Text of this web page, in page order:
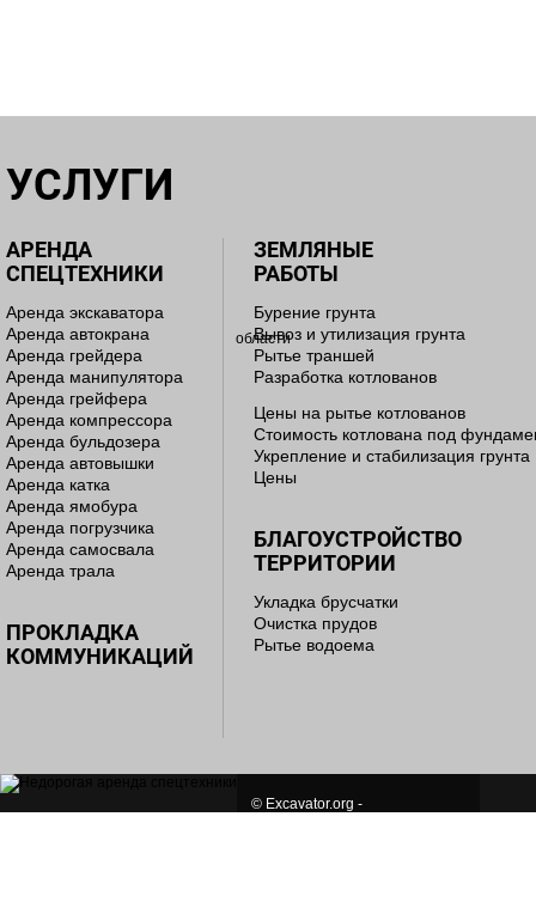
УСЛУГИ
АРЕНДА
СПЕЦТЕХНИКИ
Аренда экскаватора
Аренда автокрана
Аренда грейдера
Аренда манипулятора
Аренда грейфера
Аренда компрессора
Аренда бульдозера
Аренда автовышки
Аренда катка
Аренда ямобура
Аренда погрузчика
Аренда самосвала
Аренда трала
ПРОКЛАДКА
КОММУНИКАЦИЙ
ЗЕМЛЯНЫЕ
РАБОТЫ
Бурение грунта
Вывоз и утилизация грунта
Рытье траншей
Разработка котлованов
Цены на рытье котлованов
Стоимость котлована под
Укрепление и стабилизация грунта
Цены
БЛАГОУСТРОЙСТВО
ТЕРРИТОРИИ
Укладка брусчатки
Очистка прудов
Рытье водоема
© Excavator.org -